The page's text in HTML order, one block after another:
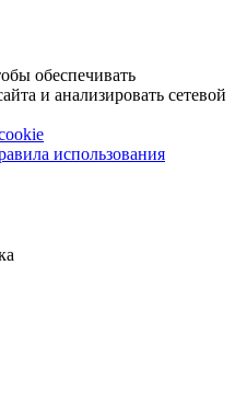
обеспечивать
и анализировать сетевой
использования